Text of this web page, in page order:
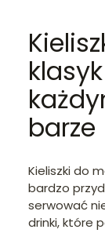
barze
Kieliszki do
bardzo
serwować
drinki, które